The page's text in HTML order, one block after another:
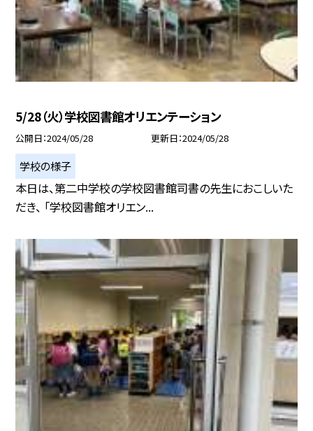
5/28（火）学校図書館オリエンテーション
公開日 2024/05/28 更新日 2024/05/28
学校の様子
本日は、第二中学校の学校図書館司書の先生におこしいた
だき、 「学校図書館オリエン...